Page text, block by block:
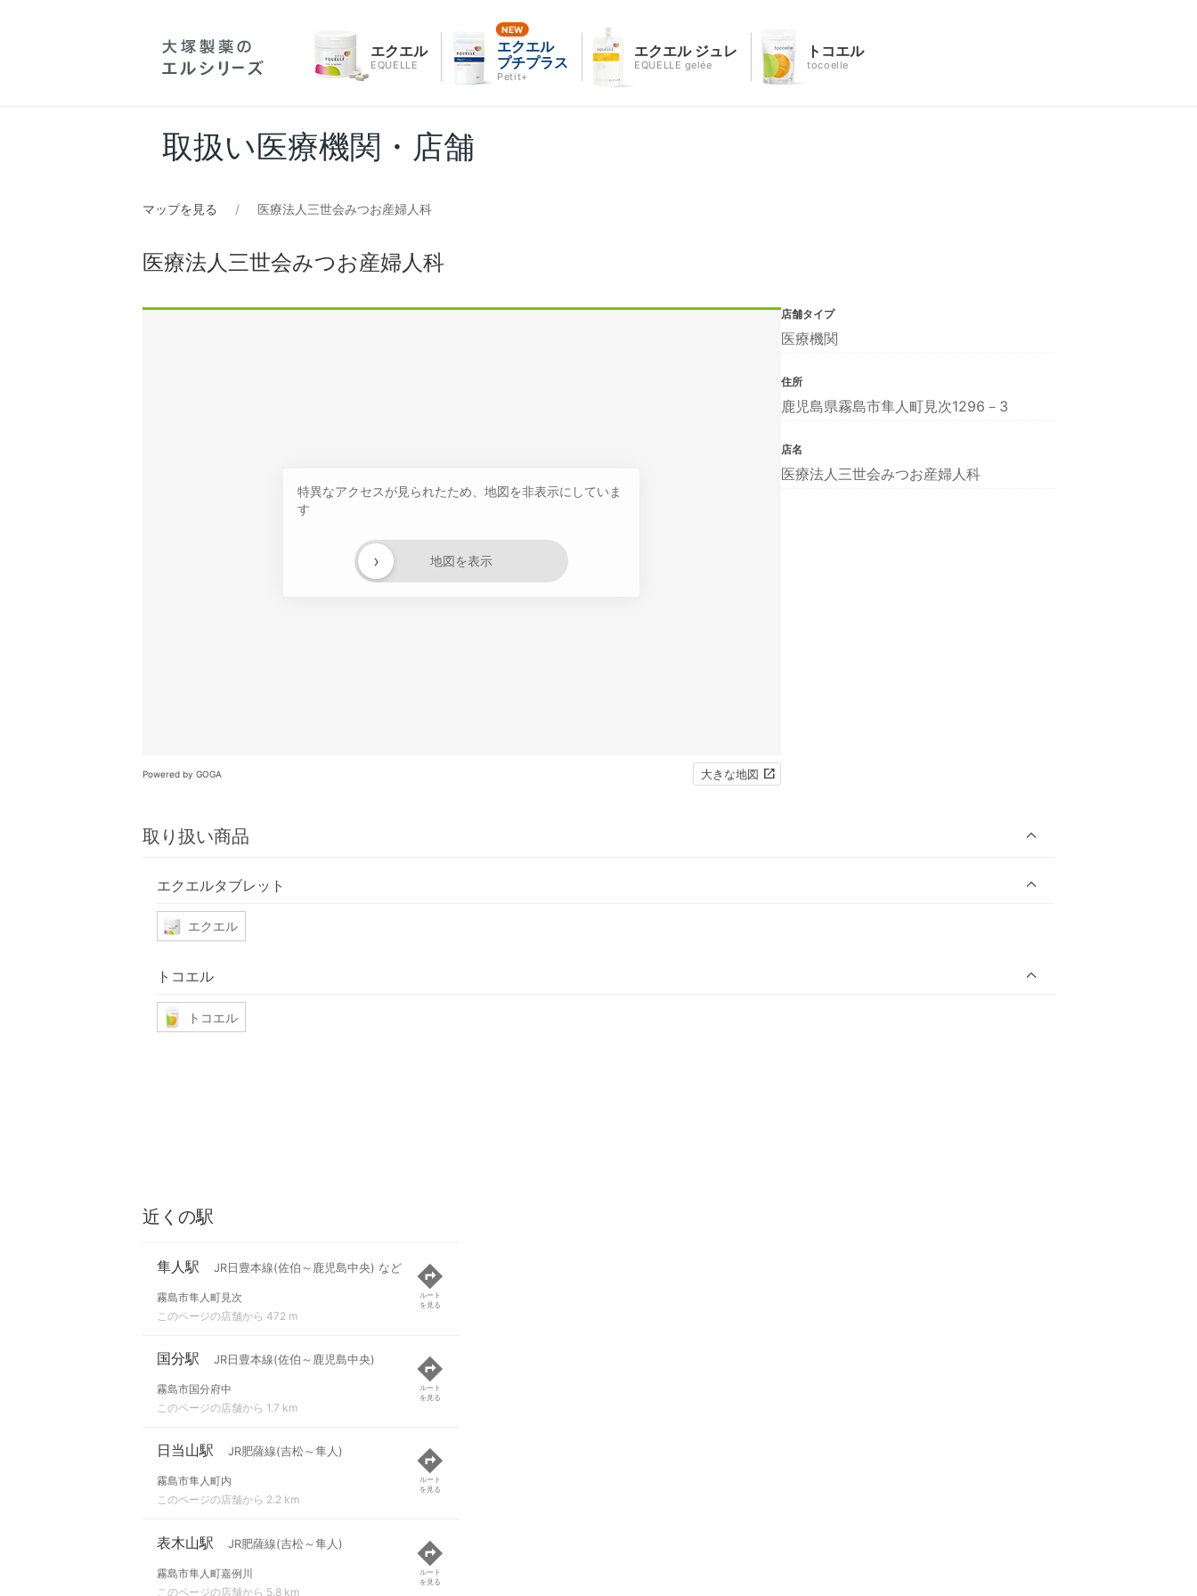
エクエル
EQUELLE
エクエル
プチプラス
Petit+
エクエル ジュレ
EQUELLE gelée
トコエル
tocoelle
取扱い医療機関・店舗
マップを見る 医療法人三世会みつお産婦人科
医療法人三世会みつお産婦人科
特異なアクセスが見られたため、地図を非表示にしていま
す
地図を表示
›
Powered by GOGA 大きな地図
取り扱い商品
エクエルタブレット
エクエル
トコエル
トコエル
店舗タイプ
医療機関
住所
鹿児島県霧島市隼人町見次1296－3
店名
医療法人三世会みつお産婦人科
近くの駅
隼人駅 JR日豊本線(佐伯～鹿児島中央) など
霧島市隼人町見次
このページの店舗から 472 m
ルート
を見る
国分駅 JR日豊本線(佐伯～鹿児島中央)
霧島市国分府中
このページの店舗から 1.7 km
ルート
を見る
日当山駅 JR肥薩線(吉松～隼人)
霧島市隼人町内
このページの店舗から 2.2 km
ルート
を見る
表木山駅 JR肥薩線(吉松～隼人)
霧島市隼人町嘉例川
このページの店舗から 5.8 km
ルート
を見る